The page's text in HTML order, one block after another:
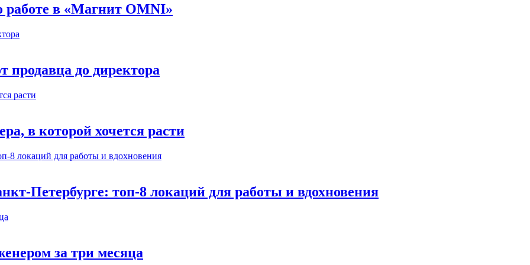
работе в «Магнит OMNI»
продавца до директора
в которой хочется расти
Петербурге: топ-8 локаций для работы и вдохновения
за три месяца